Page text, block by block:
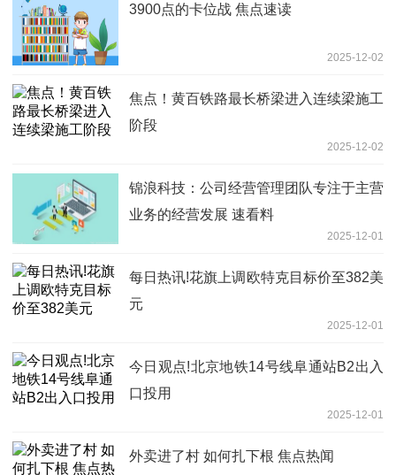
3900点的卡位战 焦点速读
2025-12-02
焦点！黄百铁路最长桥梁进入连续梁施工
阶段
2025-12-02
锦浪科技：公司经营管理团队专注于主营
业务的经营发展 速看料
2025-12-01
每日热讯!花旗上调欧特克目标价至382美
元
2025-12-01
今日观点!北京地铁14号线阜通站B2出入
口投用
2025-12-01
外卖进了村 如何扎下根 焦点热闻